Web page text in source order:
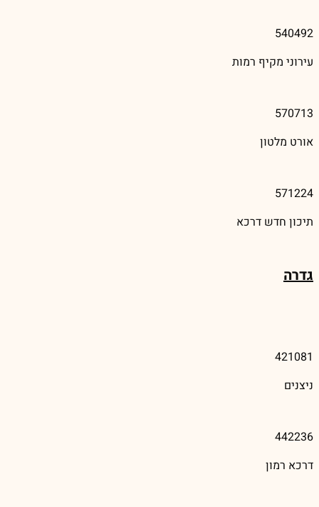
540492
עירוני מקיף רמות
570713
אורט מלטון
571224
תיכון חדש דרכא
גדרה
421081
ניצנים
442236
דרכא רמון